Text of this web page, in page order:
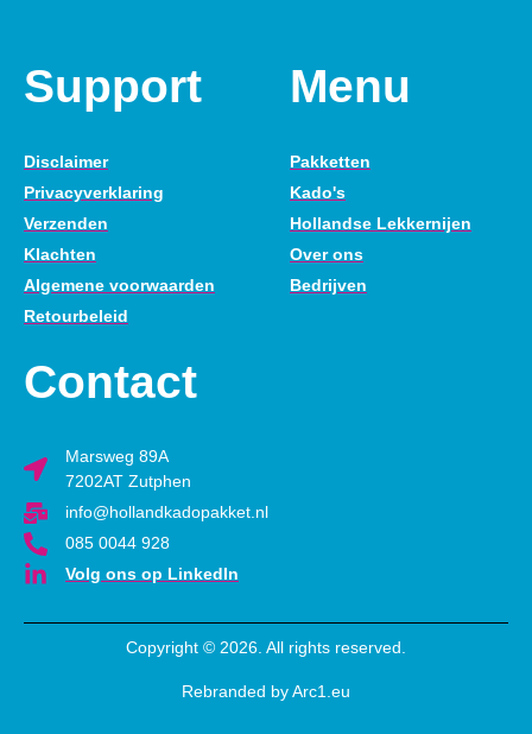
Support
Disclaimer
Privacyverklaring
Verzenden
Klachten
Algemene voorwaarden
Retourbeleid
Menu
Pakketten
Kado's
Hollandse Lekkernijen
Over ons
Bedrijven
Contact
Marsweg 89A
7202AT Zutphen
info@hollandkadopakket.nl
085 0044 928
Volg ons op LinkedIn
Copyright © 2026. All rights reserved.
Rebranded by Arc1.eu